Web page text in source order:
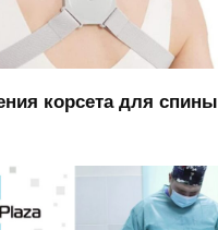
корсета для спины